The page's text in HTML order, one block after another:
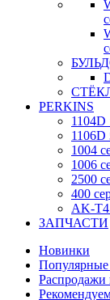
PERKINS
1104D
1106D
1004
1006
2500
400
AK-
ЗАПЧАСТИ
Новинки
Распродажи